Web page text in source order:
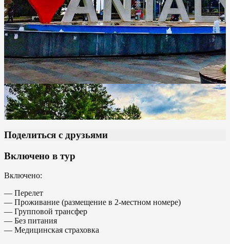
Поделиться с друзьями
Включено в тур
Включено:
— Перелет
— Проживание (размещение в 2-местном номере)
— Групповой трансфер
— Без питания
— Медицинская страховка